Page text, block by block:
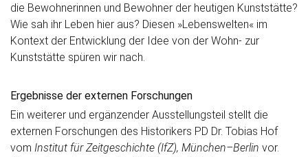
die Bewohnerinnen und Bewohner der heutigen Kunststätte?
Wie sah ihr Leben hier aus? Diesen »Lebenswelten« im
Kontext der Entwicklung der Idee von der Wohn- zur
Kunststätte spüren wir nach.
Ergebnisse der externen Forschungen
Ein weiterer und ergänzender Ausstellungsteil stellt die
externen Forschungen des Historikers PD Dr. Tobias Hof
vom Institut für Zeitgeschichte (IfZ), München–Berlin vor.